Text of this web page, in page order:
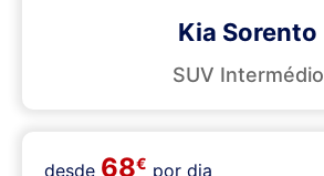
Kia Sorento
SUV Intermédio
desde 68€ por dia